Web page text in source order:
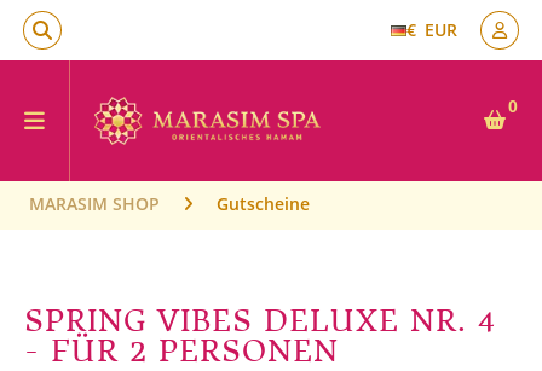
€ EUR
0
MARASIM SHOP Gutscheine
SPRING VIBES DELUXE NR. 4
- FÜR 2 PERSONEN